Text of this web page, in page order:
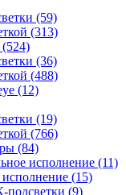
(59)
(313)
(524)
(36)
(488)
(12)
(19)
(766)
(84)
исполнение (11)
(15)
подсветки (9)